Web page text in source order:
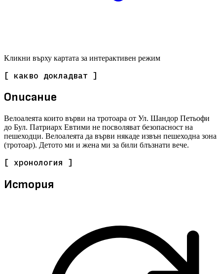
Кликни върху картата за интерактивен режим
[ какво докладват ]
Описание
Велоалеята които върви на тротоара от Ул. Шандор Петьофи
до Бул. Патриарх Евтими не посволяват безопасност на
пешеходци. Велоалеята да върви някаде извън пешеходна зона
(тротоар). Детото ми и жена ми за били блъзнати вече.
[ хронология ]
История